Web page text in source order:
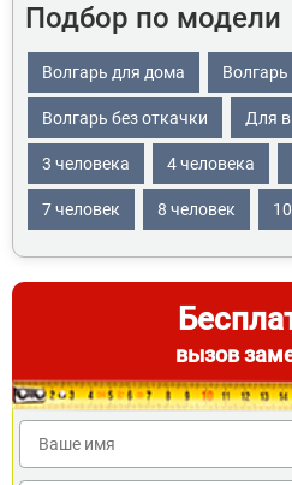
Подбор по модели
Волгарь для дома
Волгарь без откачки Для
3 человека 4 человека
7 человек 8 человек
вызов